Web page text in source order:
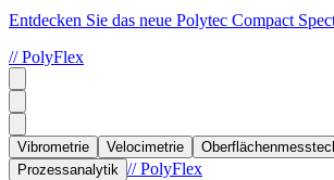
Entdecken Sie das neue Polytec Compact
// PolyFlex
Vibrometrie Velocimetrie
Prozessanalytik // PolyFlex